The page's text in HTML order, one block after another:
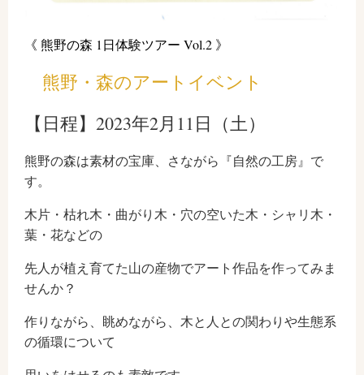
《 熊野の森 1日体験ツアー Vol.2 》
熊野・森のアートイベント
【日程】2023年2月11日（土）
熊野の森は素材の宝庫、さながら『自然の工房』で
す。
木片・枯れ木・曲がり木・穴の空いた木・シャリ木・
葉・花などの
先人が植え育てた山の産物でアート作品を作ってみま
せんか？
作りながら、眺めながら、木と人との関わりや生態系
の循環について